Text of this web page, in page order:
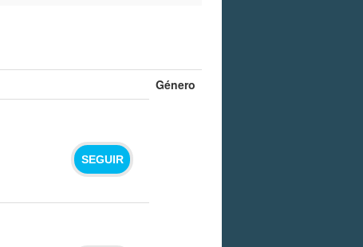
Género
SEGUIR